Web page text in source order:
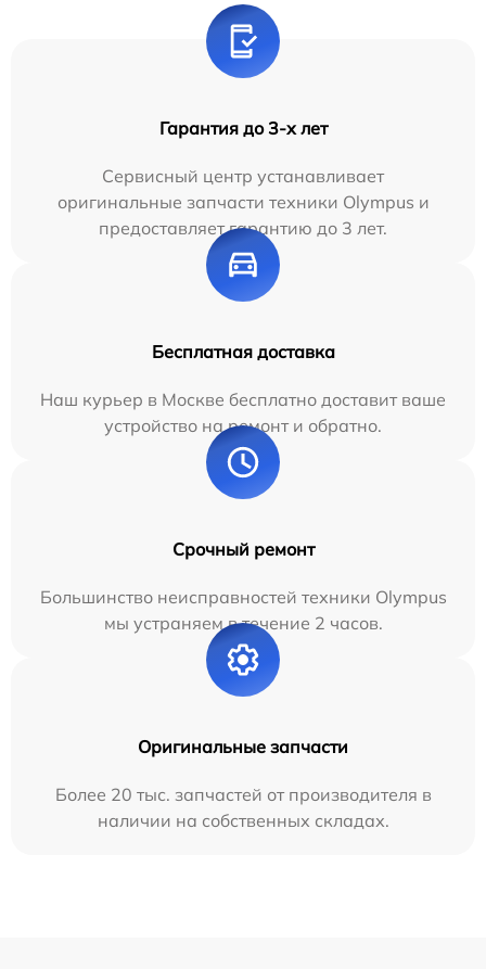
Гарантия до 3-х лет
Сервисный центр устанавливает
оригинальные запчасти техники Olympus и
предоставляет гарантию до 3 лет.
Бесплатная доставка
Наш курьер в Москве бесплатно доставит ваше
устройство на ремонт и обратно.
Срочный ремонт
Большинство неисправностей техники Olympus
мы устраняем в течение 2 часов.
Оригинальные запчасти
Более 20 тыс. запчастей от производителя в
наличии на собственных складах.